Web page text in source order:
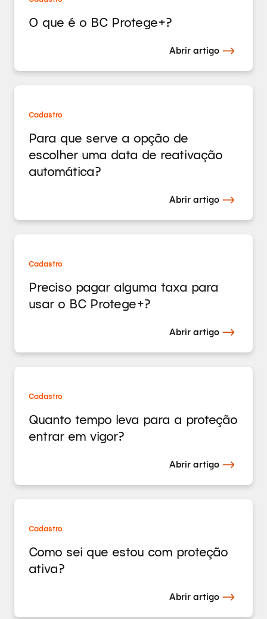
O que é o BC Protege+?
Abrir artigo
Cadastro
Para que serve a opção de
escolher uma data de reativação
automática?
Abrir artigo
Cadastro
Preciso pagar alguma taxa para
usar o BC Protege+?
Abrir artigo
Cadastro
Quanto tempo leva para a proteção
entrar em vigor?
Abrir artigo
Cadastro
Como sei que estou com proteção
ativa?
Abrir artigo